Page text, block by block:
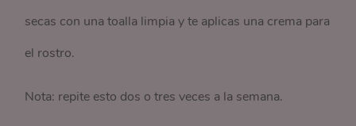
secas con una toalla limpia y te aplicas una crema para
el rostro.
Nota: repite esto dos o tres veces a la semana.